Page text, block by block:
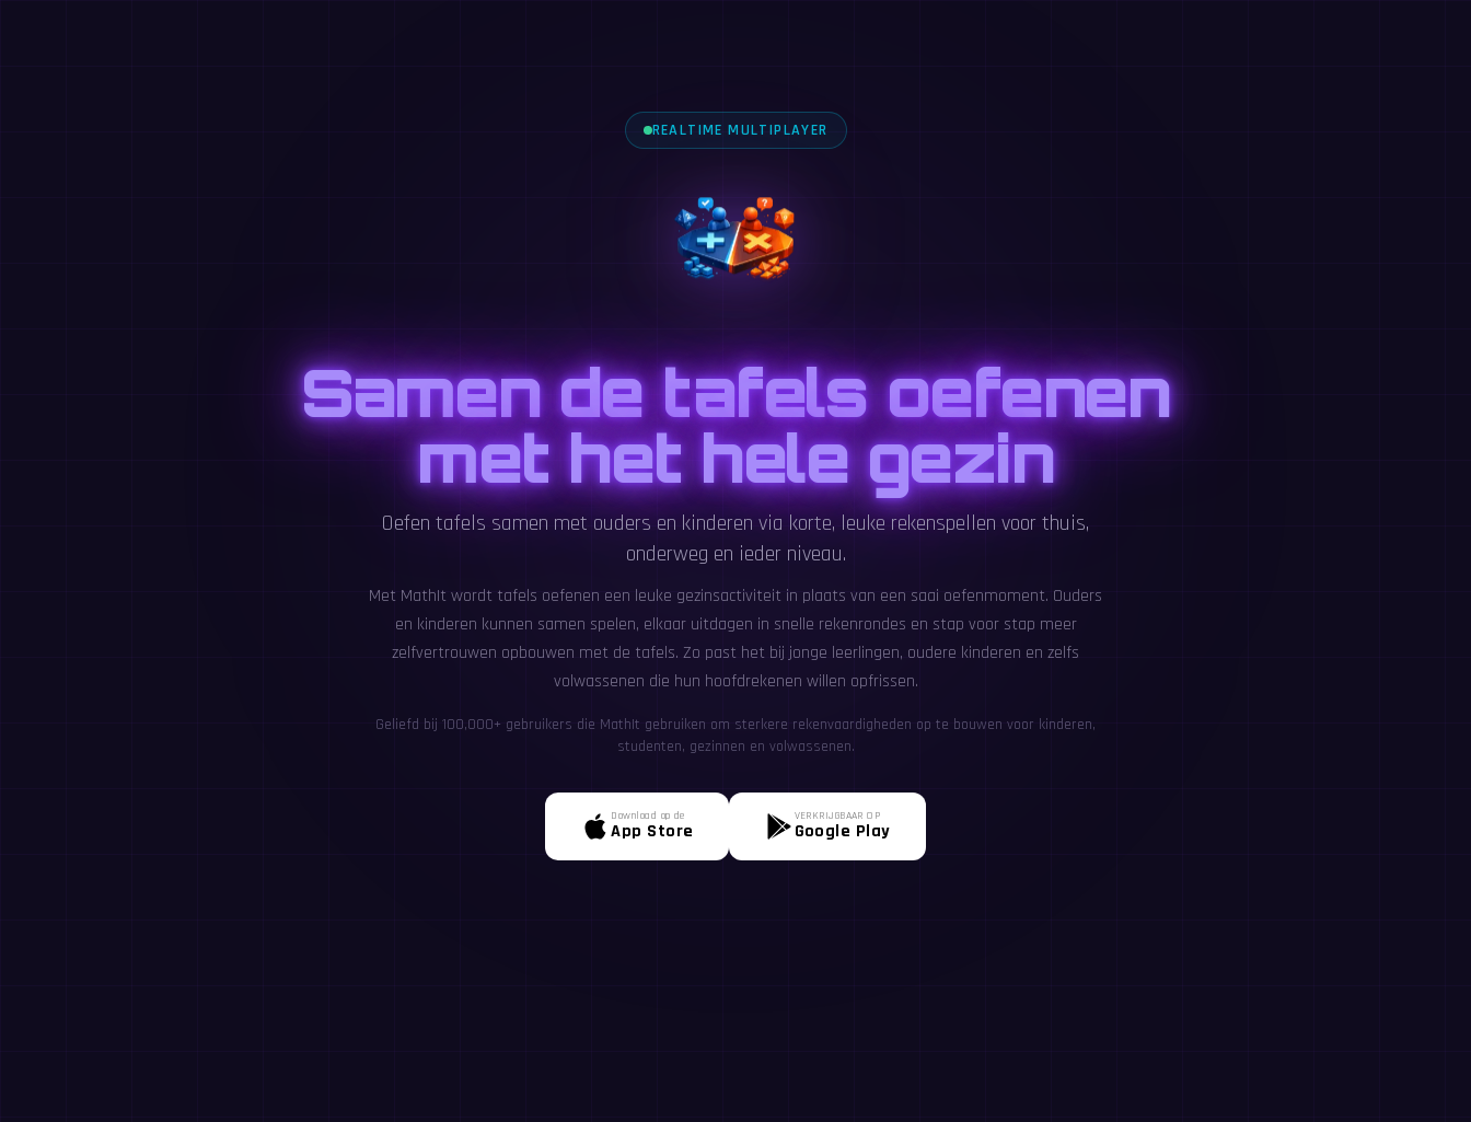
REALTIME MULTIPLAYER
Samen de tafels oefenen
met het hele gezin
Oefen tafels samen met ouders en kinderen via korte, leuke rekenspellen voor thuis,
onderweg en ieder niveau.
Met MathIt wordt tafels oefenen een leuke gezinsactiviteit in plaats van een saai oefenmoment. Ouders
en kinderen kunnen samen spelen, elkaar uitdagen in snelle rekenrondes en stap voor stap meer
zelfvertrouwen opbouwen met de tafels. Zo past het bij jonge leerlingen, oudere kinderen en zelfs
volwassenen die hun hoofdrekenen willen opfrissen.
Geliefd bij 100,000+ gebruikers die MathIt gebruiken om sterkere rekenvaardigheden op te bouwen voor kinderen,
studenten, gezinnen en volwassenen.
Download op de
App Store
VERKRIJGBAAR OP
Google Play